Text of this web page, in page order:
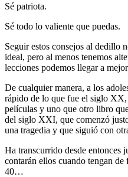
Sé patriota.
Sé todo lo valiente que puedas.
Seguir estos consejos al dedillo
ideal, pero al menos tenemos
lecciones podemos llegar a
De cualquier manera, a los
rápido de lo que fue el siglo
películas y uno que otro libro
del siglo XXI, que comenzó
una tragedia y que siguió con
Ha transcurrido desde entonces
contarán ellos cuando tengan de
40…